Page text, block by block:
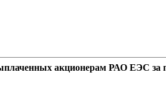
акционерам РАО ЕЭС за